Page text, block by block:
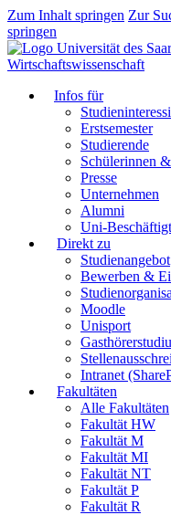
Zum Inhalt springen Zur
springen
Wirtschaftswissenschaft
Infos für
Erstsemester
Studierende
Schülerinnen
Presse
Unternehmen
Alumni
Uni-
Direkt zu
Studienangebot
Bewerben &
Moodle
Unisport
Intranet
Fakultäten
Alle Fakultäten
Fakultät HW
Fakultät M
Fakultät MI
Fakultät NT
Fakultät P
Fakultät R